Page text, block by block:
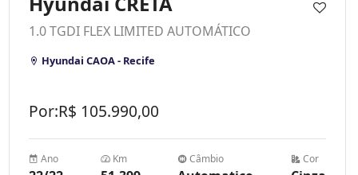
1.0 TGDI FLEX LIMITED AUTOMÁTICO
Hyundai CAOA - Recife
Por:R$ 105.990,00
Ano Km Câmbio Cor